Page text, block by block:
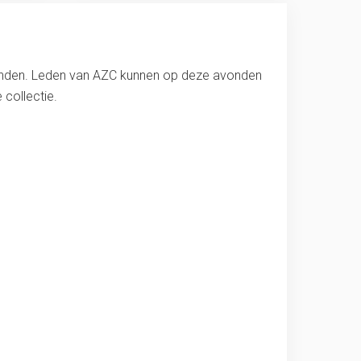
Leden van AZC kunnen op deze avonden
collectie.